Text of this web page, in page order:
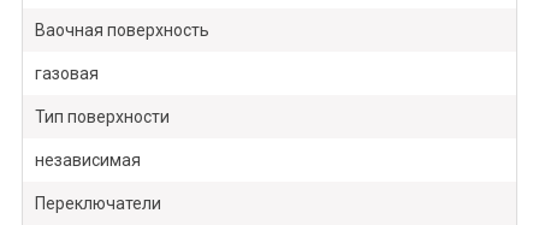
Ваочная поверхность
газовая
Тип поверхности
независимая
Переключатели